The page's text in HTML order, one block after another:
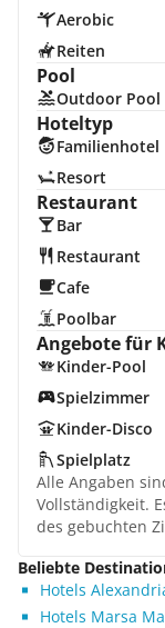
Aerobic
Reiten
Pool
Outdoor Pool
Hoteltyp
Familienhotel
Resort
Restaurant
Bar
Restaurant
Cafe
Poolbar
Angebote für
Kinder-Pool
Spielzimmer
Kinder-Disco
Spielplatz
Alle Angaben
Vollständigkeit.
des gebuchten
Beliebte
Hotels
Hotels Marsa